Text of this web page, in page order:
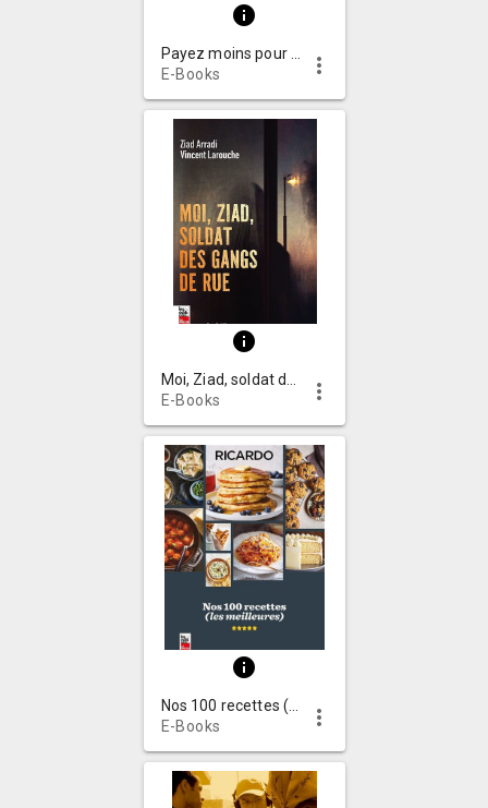
info
E-Books
more_vert
info
E-Books
more_vert
info
E-Books
more_vert